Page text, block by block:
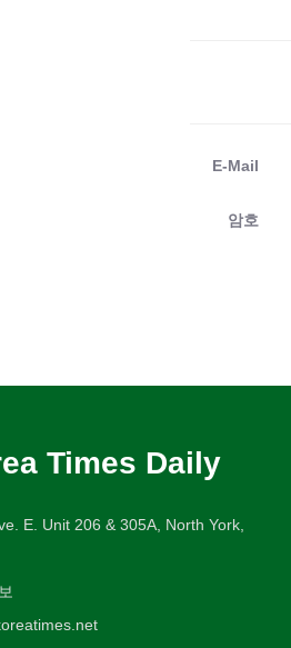
E-Mail
암호
Times Daily
E. Unit 206 & 305A, North York,